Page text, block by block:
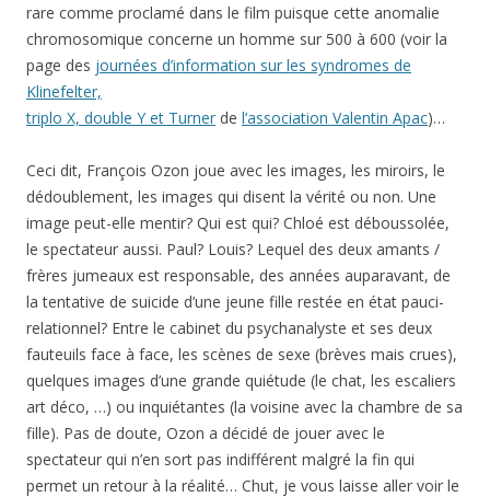
rare comme proclamé dans le film puisque cette anomalie
chromosomique concerne un homme sur 500 à 600 (voir la
page des journées d’information sur les syndromes de
Klinefelter,
triplo X, double Y et Turner de l’association Valentin Apac)…
Ceci dit, François Ozon joue avec les images, les miroirs, le
dédoublement, les images qui disent la vérité ou non. Une
image peut-elle mentir? Qui est qui? Chloé est déboussolée,
le spectateur aussi. Paul? Louis? Lequel des deux amants /
frères jumeaux est responsable, des années auparavant, de
la tentative de suicide d’une jeune fille restée en état pauci-
relationnel? Entre le cabinet du psychanalyste et ses deux
fauteuils face à face, les scènes de sexe (brèves mais crues),
quelques images d’une grande quiétude (le chat, les escaliers
art déco, …) ou inquiétantes (la voisine avec la chambre de sa
fille). Pas de doute, Ozon a décidé de jouer avec le
spectateur qui n’en sort pas indifférent malgré la fin qui
permet un retour à la réalité… Chut, je vous laisse aller voir le